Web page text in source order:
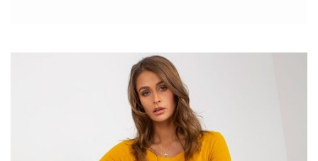
Khaki bawełniane spodnie dresowe z
Zapewne zdajesz sobie sprawę, że dobór odpowiednich spodni
może wpłynąć nie tylko na wygodę. Determinuje on również
ogólny wygląd Twojej stylizacji. Te bawełniane spodnie dresowe,
dostępne w ofercie Factory Price, są wykonane z wysokiej